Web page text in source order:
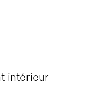
intérieur